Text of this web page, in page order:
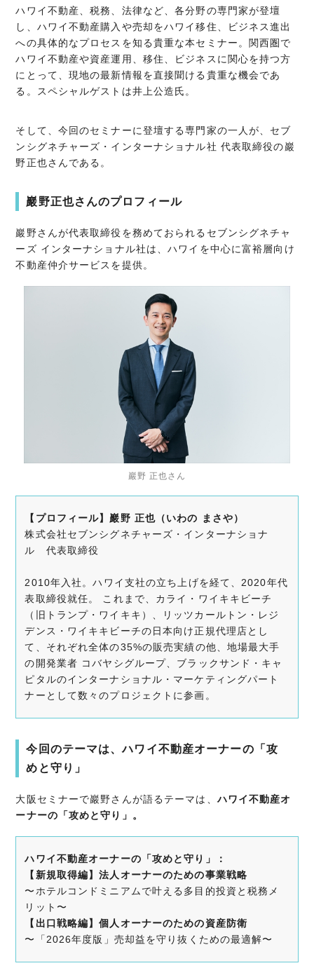
ハワイ不動産、税務、法律など、各分野の専門家が登壇
し、ハワイ不動産購入や売却をハワイ移住、ビジネス進出
への具体的なプロセスを知る貴重な本セミナー。関西圏で
ハワイ不動産や資産運用、移住、ビジネスに関心を持つ方
にとって、現地の最新情報を直接聞ける貴重な機会であ
る。スペシャルゲストは井上公造氏。
そして、今回のセミナーに登壇する専門家の一人が、セブ
ンシグネチャーズ・インターナショナル社 代表取締役の巖
野正也さんである。
巖野正也さんのプロフィール
巖野さんが代表取締役を務めておられるセブンシグネチャ
ーズ インターナショナル社は、ハワイを中心に富裕層向け
不動産仲介サービスを提供。
巖野 正也さん
【プロフィール】巖野 正也（いわの まさや）
株式会社セブンシグネチャーズ・インターナショナ
ル 代表取締役
2010年入社。ハワイ支社の立ち上げを経て、2020年代
表取締役就任。 これまで、カライ・ワイキキビーチ
（旧トランプ・ワイキキ）、リッツカールトン・レジ
デンス・ワイキキビーチの日本向け正規代理店とし
て、それぞれ全体の35%の販売実績の他、地場最大手
の開発業者 コバヤシグループ、ブラックサンド・キャ
ピタルのインターナショナル・マーケティングパート
ナーとして数々のプロジェクトに参画。
今回のテーマは、ハワイ不動産オーナーの「攻
めと守り」
大阪セミナーで巖野さんが語るテーマは、ハワイ不動産オ
ーナーの「攻めと守り」。
ハワイ不動産オーナーの「攻めと守り」：
【新規取得編】法人オーナーのための事業戦略
〜ホテルコンドミニアムで叶える多目的投資と税務メ
リット〜
【出口戦略編】個人オーナーのための資産防衛
〜「2026年度版」売却益を守り抜くための最適解〜